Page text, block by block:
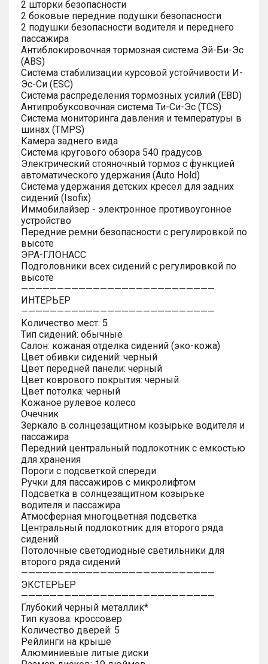
2 шторки безопасности
2 боковые передние подушки безопасности
2 подушки безопасности водителя и переднего
пассажира
Антиблокировочная тормозная система Эй-Би-Эс
(ABS)
Система стабилизации курсовой устойчивости И-
Эс-Си (ESC)
Система распределения тормозных усилий (EBD)
Антипробуксовочная система Ти-Си-Эс (TCS)
Система мониторинга давления и температуры в
шинах (TMPS)
Камера заднего вида
Система кругового обзора 540 градусов
Электрический стояночный тормоз с функцией
автоматического удержания (Auto Hold)
Система удержания детских кресел для задних
сидений (Isofix)
Иммобилайзер - электронное противоугонное
устройство
Передние ремни безопасности с регулировкой по
высоте
ЭРА-ГЛОНАСС
Подголовники всех сидений с регулировкой по
высоте
———————————————————————————
ИНТЕРЬЕР
———————————————————————————
Количество мест: 5
Тип сидений: обычные
Салон: кожаная отделка сидений (эко-кожа)
Цвет обивки сидений: черный
Цвет передней панели: черный
Цвет коврового покрытия: черный
Цвет потолка: черный
Кожаное рулевое колесо
Очечник
Зеркало в солнцезащитном козырьке водителя и
пассажира
Передний центральный подлокотник с емкостью
для хранения
Пороги с подсветкой спереди
Ручки для пассажиров с микролифтом
Подсветка в солнцезащитном козырьке
водителя и пассажира
Атмосферная многоцветная подсветка
Центральный подлокотник для второго ряда
сидений
Потолочные светодиодные светильники для
второго ряда сидений
———————————————————————————
ЭКСТЕРЬЕР
———————————————————————————
Глубокий черный металлик*
Тип кузова: кроссовер
Количество дверей: 5
Рейлинги на крыше
Алюминиевые литые диски